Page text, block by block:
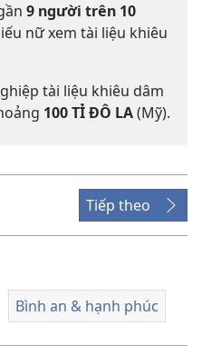
9 người trên 10
nữ xem tài liệu khiêu
tài liệu khiêu dâm
100 TỈ ĐÔ LA(Mỹ).
Tiếp theo
Bình an & hạnh phúc